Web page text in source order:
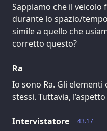
Sappiamo che il
durante lo spazio/
simile a quello che
corretto questo?
Ra
Io sono Ra. Gli
stessi. Tuttavia,
43.17
Intervistatore